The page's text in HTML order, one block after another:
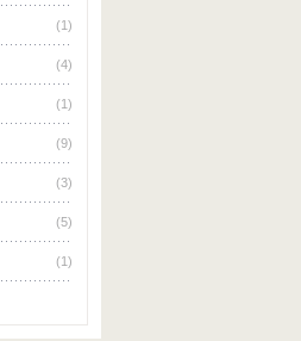
(1)
(4)
(1)
(9)
(3)
(5)
(1)